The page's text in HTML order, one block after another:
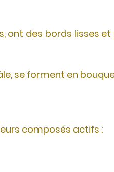
ont des bords lisses
se forment en
composés actifs :